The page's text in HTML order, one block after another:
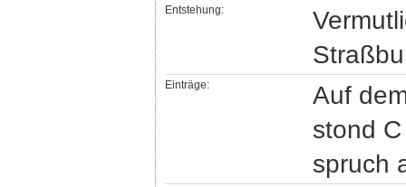
Entstehung:
Einträge:
Auf
stond
spruch